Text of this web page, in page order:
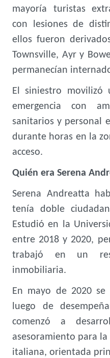
mayoría turistas
con lesiones de
ellos fueron
Townsville, Ayr y
permanecían
El siniestro movilizó
emergencia con
sanitarios y personal
durante horas en la
acceso.
Quién era Serena
Serena Andreatta
tenía doble
Estudió en la
entre 2018 y 2020,
trabajó en un
inmobiliaria.
En mayo de 2020
luego de
comenzó a
asesoramiento para
italiana, orientada